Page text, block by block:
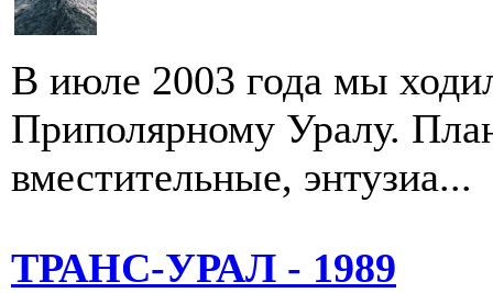
В июле 2003 года мы
Приполярному Уралу.
вместительные, энтузиа...
ТРАНС-УРАЛ - 1989